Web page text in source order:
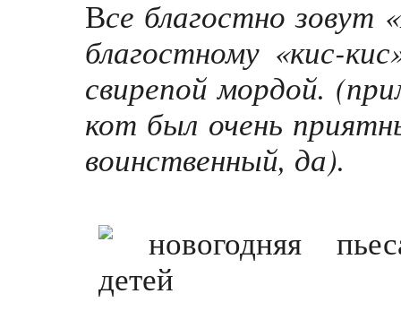
Все благостно зовут
благостному «кис-
свирепой мордой.
кот был очень
воинственный, да).